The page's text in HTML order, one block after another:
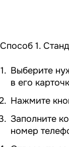
Способ 1.
Выберите
в его
Нажмите
Заполните
номер